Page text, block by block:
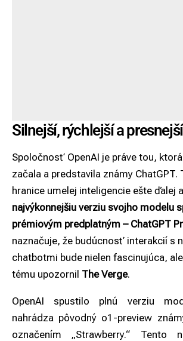
Silnejší, rýchlejší a
Spoločnosť OpenAI je práve tou,
začala a predstavila známy ChatGPT.
hranice umelej inteligencie ešte ďalej
najvýkonnejšiu verziu svojho modelu
prémiovým predplatným – ChatGPT
naznačuje, že budúcnosť interakcií s
chatbotmi bude nielen fascinujúca,
tému upozornil The Verge.
OpenAI spustilo plnú verziu
nahrádza pôvodný o1-preview
označením „Strawberry.“ Tento